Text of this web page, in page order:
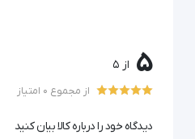
مکانیسم اثر و فناوری
در حالت بخور سرد، دیافراگم
5 از 5
از مجموع 0 امتیاز
دیدگاه خود را درباره کالا بیان کنید